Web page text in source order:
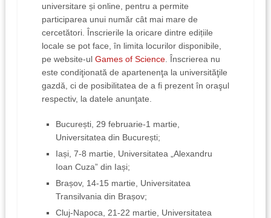
universitare și online, pentru a permite
participarea unui număr cât mai mare de
cercetători. Înscrierile la oricare dintre edițiile
locale se pot face, în limita locurilor disponibile,
pe website-ulGames of Science. Înscrierea nu
este condiţionată de apartenenţa la universităţile
gazdă, ci de posibilitatea de a fi prezent în oraşul
respectiv, la datele anunţate.
București, 29 februarie-1 martie,
Universitatea din București;
Iași, 7-8 martie, Universitatea „Alexandru
Ioan Cuza” din Iași;
Brașov, 14-15 martie, Universitatea
Transilvania din Brașov;
Cluj-Napoca, 21-22 martie, Universitatea